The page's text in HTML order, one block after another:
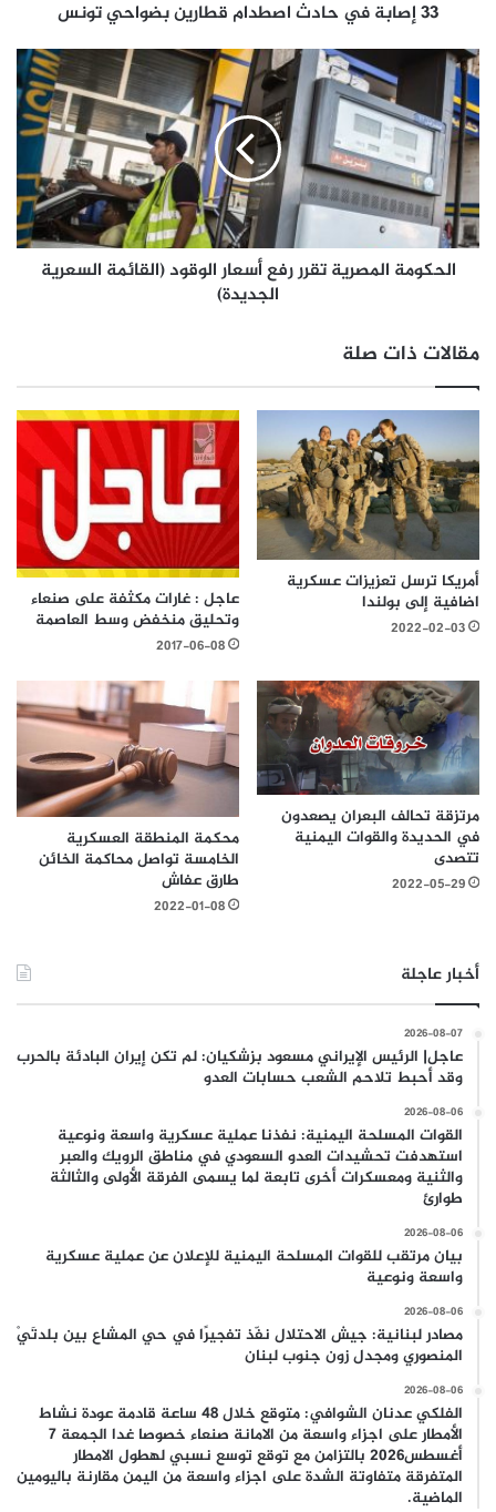
33 إصابة في حادث اصطدام قطارين بضواحي تونس
الحكومة المصرية تقرر رفع أسعار الوقود (القائمة السعرية
الجديدة)
مقالات ذات صلة
أمريكا ترسل تعزيزات عسكرية
اضافية إلى بولندا
2022-02-03
عاجل : غارات مكثفة على صنعاء
وتحليق منخفض وسط العاصمة
2017-06-08
مرتزقة تحالف البعران يصعدون
في الحديدة والقوات اليمنية
تتصدى
2022-05-29
محكمة المنطقة العسكرية
الخامسة تواصل محاكمة الخائن
طارق عفاش
2022-01-08
أخبار عاجلة
2026-08-07
عاجل| الرئيس الإيراني مسعود بزشكيان: لم تكن إيران البادئة بالحرب
وقد أحبط تلاحم الشعب حسابات العدو
2026-08-06
القوات المسلحة اليمنية: نفذنا عملية عسكرية واسعة ونوعية
استهدفت تحشيدات العدو السعودي في مناطق الرويك والعبر
والثنية ومعسكرات أخرى تابعة لما يسمى الفرقة الأولى والثالثة
طوارئ
2026-08-06
بيان مرتقب للقوات المسلحة اليمنية للإعلان عن عملية عسكرية
واسعة ونوعية
2026-08-06
مصادر لبنانية: جيش الاحتلال نفّذ تفجيرًا في حي المشاع بين بلدتَيْ
المنصوري ومجدل زون جنوب لبنان
2026-08-06
الفلكي عدنان الشوافي: متوقع خلال 48 ساعة قادمة عودة نشاط
الأمطار على اجزاء واسعة من الامانة صنعاء خصوصا غدا الجمعة 7
أغسطس2026 بالتزامن مع توقع توسع نسبي لهطول الامطار
المتفرقة متفاوتة الشدة على اجزاء واسعة من اليمن مقارنة باليومين
الماضية.